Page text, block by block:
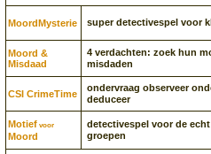
Moord­Mysterie super detectivespel voor
Moord &
Misdaad
4 verdachten: zoek hun
misdaden
CSI CrimeTime
ondervraag observeer
deduceer
Motief voor
Moord
detectivespel voor de
groepen